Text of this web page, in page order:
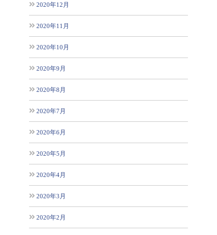
2020年12月
2020年11月
2020年10月
2020年9月
2020年8月
2020年7月
2020年6月
2020年5月
2020年4月
2020年3月
2020年2月